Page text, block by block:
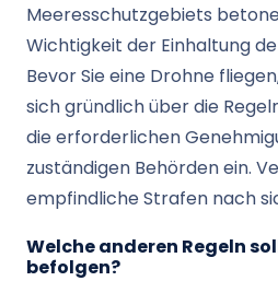
Meeresschutzgebiets
Wichtigkeit der Einhaltung
Bevor Sie eine Drohne
sich gründlich über die
die erforderlichen
zuständigen Behörden ein.
empfindliche Strafen nach
Welche anderen Regeln
befolgen?